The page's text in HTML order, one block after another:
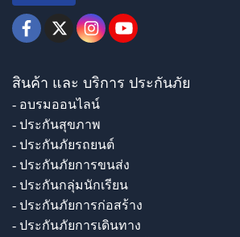
สินค้า และ บริการ ประกันภัย
- อบรมออนไลน์
- ประกันสุขภาพ
- ประกันภัยรถยนต์
- ประกันภัยการขนส่ง
- ประกันกลุ่มนักเรียน
- ประกันภัยการก่อสร้าง
- ประกันภัยการเดินทาง